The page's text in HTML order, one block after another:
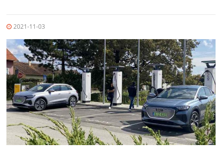
2021-11-03